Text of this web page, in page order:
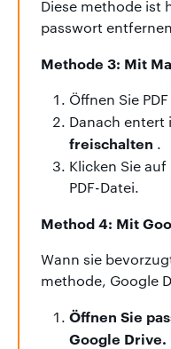
Diese methode ist
passwort
Methode 3: Mit
Öffnen Sie
Danach entert
freischalten .
Klicken Sie auf
PDF-Datei.
Method 4: Mit
Wann sie
methode, Google
Öffnen Sie
Google Drive.